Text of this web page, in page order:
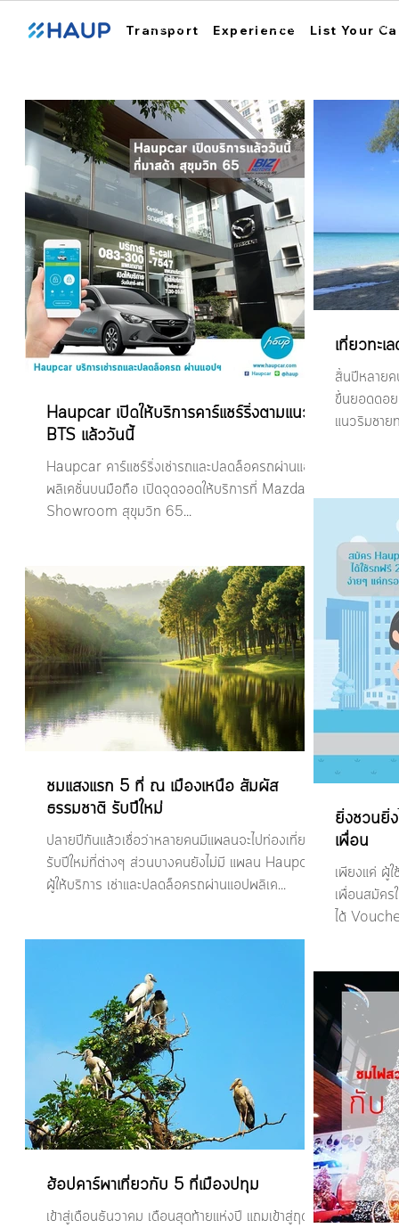
Transport Experience List Your
ฮ้อปคาร์ การใช้งาน สถ
Haupcar เปิดให้บริการคาร์แชร์ริ่งตามแนว
BTS แล้ววันนี้
Haupcar คาร์แชร์ริ่งเช่ารถและปลดล็อครถผ่านแอป
พลิเคชั่นบนมือถือ เปิดจุดจอดให้บริการที่ Mazda
Showroom สุขุมวิท 65...
เที่ยวทะ
สิ้นปีหลาย
ขึ้นยอดดอย
แนวริมชาย
ชมแสงแรก 5 ที่ ณ เมืองเหนือ สัมผัส
ธรรมชาติ รับปีใหม่
ปลายปีกันแล้วเชื่อว่าหลายคนมีแพลนจะไปท่องเที่ยว
รับปีใหม่ที่ต่างๆ ส่วนบางคนยังไม่มี แพลน Haupcar
ผู้ให้บริการ เช่าและปลดล็อครถผ่านแอปพลิเค...
ยิ่งชวนยิ่
เพื่อน
เพียงแค่ ผู้
เพื่อนสมัคร
ได้
ฮ้อปคาร์พาเที่ยวกับ 5 ที่เมืองปทุม
เข้าสู่เดือนธันวาคม เดือนสุดท้ายแห่งปี แถมเข้าสู่ฤดู